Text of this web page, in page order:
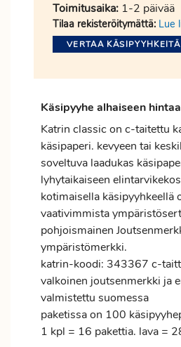
Toimitusaika: 1-2 päivää
Tilaa rekisteröitymättä: Lue
VERTAA KÄSIPYYHKEITÄ
Käsipyyhe alhaiseen
Katrin classic on c-taitettu
käsipaperi. kevyeen tai
soveltuva laadukas
lyhytaikaiseen
kotimaisella käsipyyhkeellä
vaativimmista
pohjoismainen
ympäristömerkki.
katrin-koodi: 343367 c-
valkoinen joutsenmerkki ja
valmistettu suomessa
paketissa on 100
1 kpl = 16 pakettia. lava =